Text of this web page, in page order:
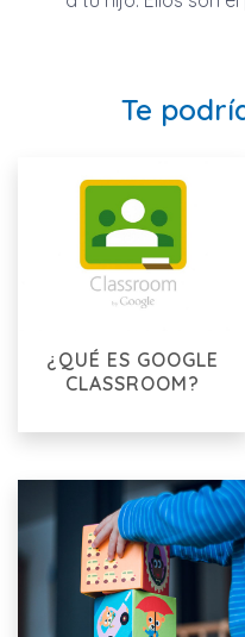
Te
¿QUÉ ES GOOGLE
CLASSROOM?